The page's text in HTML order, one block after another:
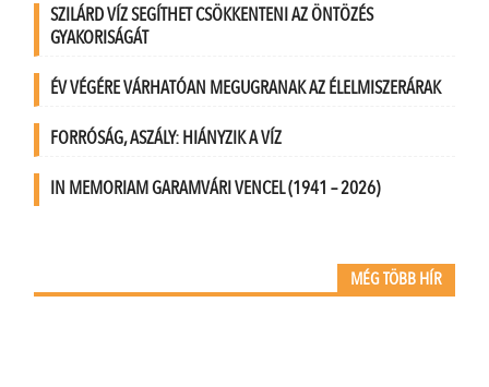
SZILÁRD VÍZ SEGÍTHET CSÖKKENTENI AZ ÖNTÖZÉS
GYAKORISÁGÁT
ÉV VÉGÉRE VÁRHATÓAN MEGUGRANAK AZ ÉLELMISZERÁRAK
FORRÓSÁG, ASZÁLY: HIÁNYZIK A VÍZ
IN MEMORIAM GARAMVÁRI VENCEL (1941 – 2026)
MÉG TÖBB HÍR